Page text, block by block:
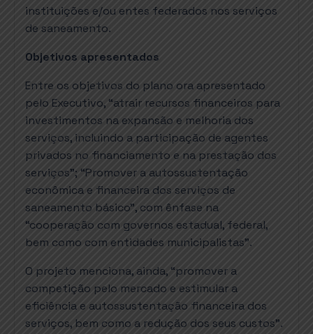
instituições e/ou entes federados nos serviços
de saneamento.
Objetivos apresentados
Entre os objetivos do plano ora apresentado
pelo Executivo, “atrair recursos financeiros para
investimentos na expansão e melhoria dos
serviços, incluindo a participação de agentes
privados no financiamento e na prestação dos
serviços”; “Promover a autossustentação
econômica e financeira dos serviços de
saneamento básico”, com ênfase na
“cooperação com governos estadual, federal,
bem como com entidades municipalistas”.
O projeto menciona, ainda, “promover a
competição pelo mercado e estimular a
eficiência e autossustentação financeira dos
serviços, bem como a redução dos seus custos”.